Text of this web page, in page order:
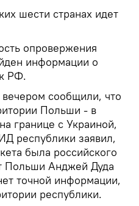
шести странах идет
опровержения
информации о
РФ.
сообщили, что
Польши - в
границе с Украиной,
республики заявил,
была российского
Польши Анджей Дуда
точной информации,
республики.